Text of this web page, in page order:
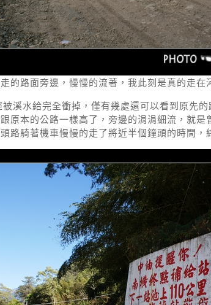
的路面旁邊，慢慢的流著，我此刻是真的走在
溪水給完全衝掉，僅有幾處還可以看到原先的
原本的公路一樣高了，旁邊的涓涓細流，就是
路騎著機車慢慢的走了將近半個鐘頭的時間